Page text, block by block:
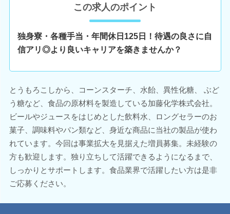
この求人のポイント
独身寮・各種手当・年間休日125日！待遇の良さに自
信アリ◎より良いキャリアを築きませんか？
とうもろこしから、コーンスターチ、水飴、異性化糖、 ぶど
う糖など、食品の原材料を製造している加藤化学株式会社。
ビールやジュースをはじめとした飲料水、ロングセラーのお
菓子、調味料やパン類など、身近な商品に当社の製品が使わ
れています。今回は事業拡大を見据えた増員募集。未経験の
方も歓迎します。独り立ちして活躍できるようになるまで、
しっかりとサポートします。食品業界で活躍したい方は是非
ご応募ください。